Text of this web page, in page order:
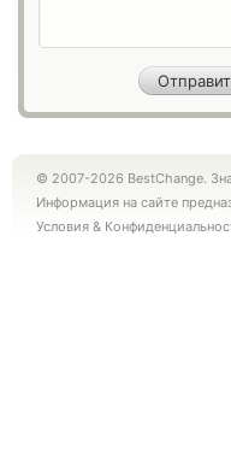
© 2007-2026 BestChange.
Информация на сайте
Условия &